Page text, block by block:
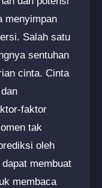
menyimpan
Salah satu
sentuhan
cinta. Cinta
faktor
tak
oleh
membuat
membaca